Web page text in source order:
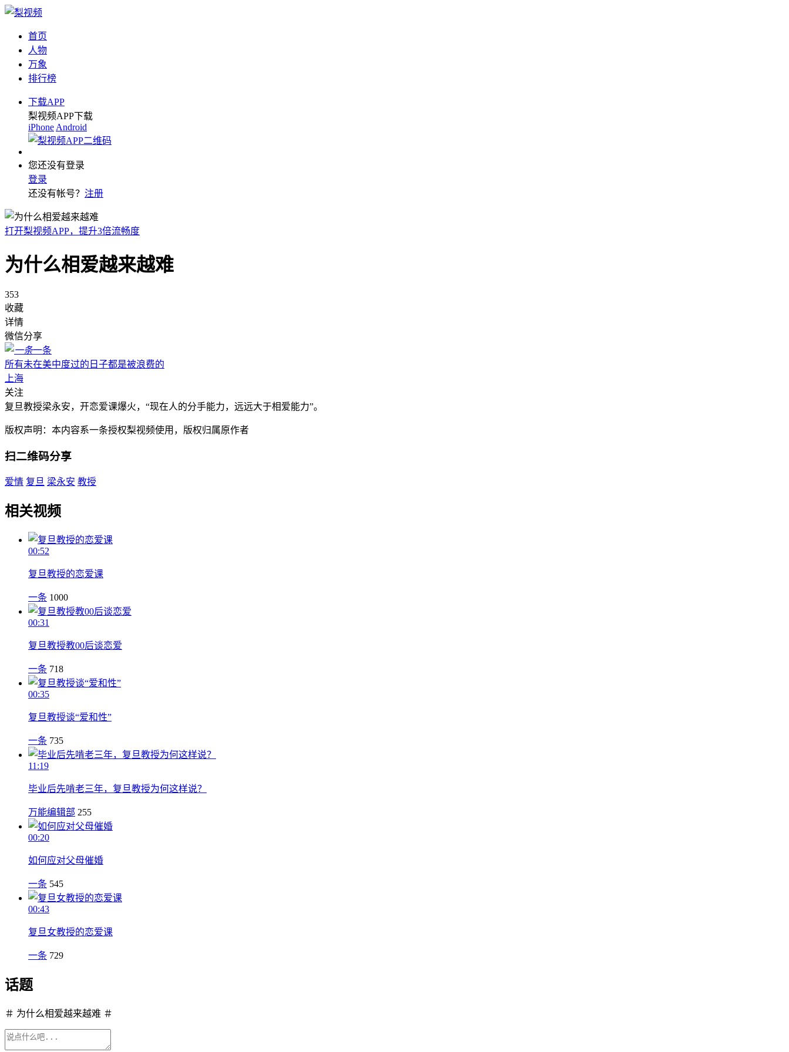
首页
人物
万象
排行榜
下载APP
梨视频APP下载
iPhone Android
您还没有登录
登录
还没有帐号？ 注册
打开梨视频APP，提升3倍流畅度
为什么相爱越来越难
353
收藏
详情
微信分享
一条
所有未在美中度过的日子都是被浪费的
上海
关注
复旦教授梁永安，开恋爱课爆火，“现在人的分手能力，远远大于相爱能力”。
版权声明：本内容系一条授权梨视频使用，版权归属原作者
扫二维码分享
爱情 复旦 梁永安 教授
相关视频
00:52
复旦教授的恋爱课
一条 1000
00:31
复旦教授教00后谈恋爱
一条 718
00:35
复旦教授谈“爱和性”
一条 735
11:19
毕业后先啃老三年，复旦教授为何这样说？
万能编辑部 255
00:20
如何应对父母催婚
一条 545
00:43
复旦女教授的恋爱课
一条 729
话题
＃ 为什么相爱越来越难 ＃